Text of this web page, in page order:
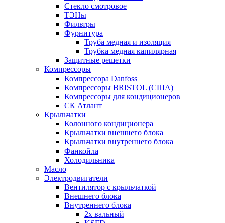
Стекло смотровое
ТЭНы
Фильтры
Фурнитура
Труба медная и изоляция
Трубка медная капилярная
Защитные решетки
Компрессоры
Компрессора Danfoss
Компрессоры BRISTOL (США)
Компрессоры для кондиционеров
СК Атлант
Крыльчатки
Колонного кондиционера
Крыльчатки внешнего блока
Крыльчатки внутреннего блока
Фанкойла
Холодильника
Масло
Электродвигатели
Вентилятор с крыльчаткой
Внешнего блока
Внутреннего блока
2х вальный